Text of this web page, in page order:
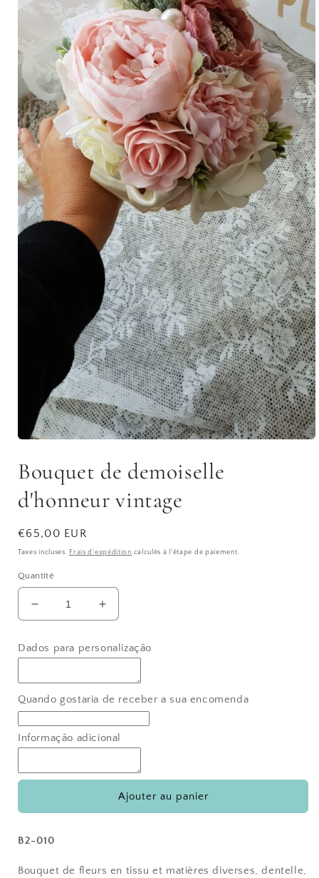
média
1
une
fenêtre
Bouquet de demoiselle
d'honneur vintage
Prix
habituel
€65,00 EUR
Taxes incluses. Frais d'expédition calculés à l'étape de paiement.
Quantité
Réduire
la
quantité
de
de
demoiselle
d&#39;honneur
vintage
Augmenter
la
quantité
de
de
demoiselle
d&#39;honneur
vintage
Dados para personalização
Quando gostaria de receber a sua encomenda
Informação adicional
Ajouter au panier
B2-010
Bouquet de fleurs en tissu et matières diverses, dentelle,